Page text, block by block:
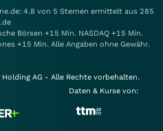
4.8 von 5 Sternen ermittelt aus 285
Börsen +15 Min. NASDAQ +15 Min.
+15 Min. Alle Angaben ohne Gewähr.
AG - Alle Rechte vorbehalten.
Daten & Kurse von: